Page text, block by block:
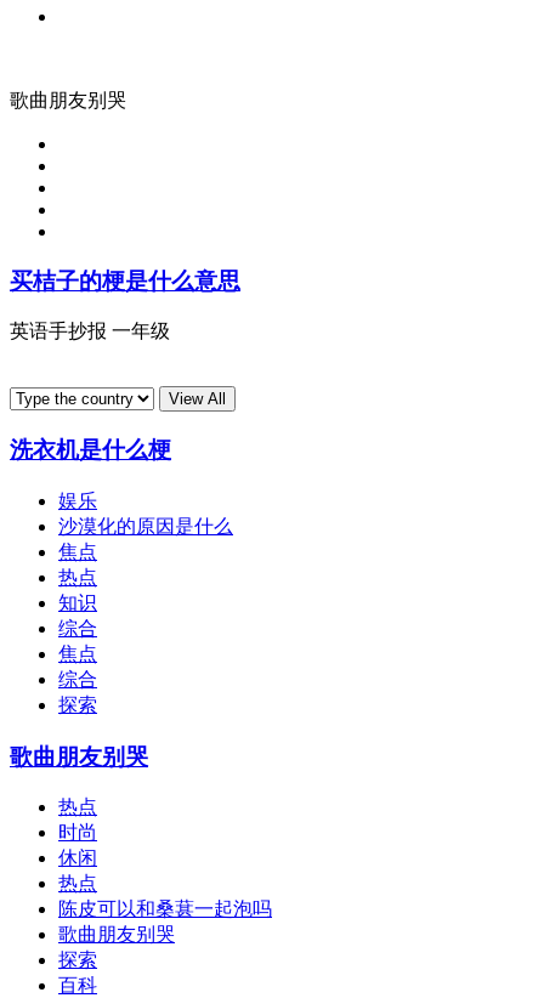
歌曲朋友别哭
买桔子的梗是什么意思
英语手抄报 一年级
洗衣机是什么梗
娱乐
沙漠化的原因是什么
焦点
热点
知识
综合
焦点
综合
探索
歌曲朋友别哭
热点
时尚
休闲
热点
陈皮可以和桑葚一起泡吗
歌曲朋友别哭
探索
百科